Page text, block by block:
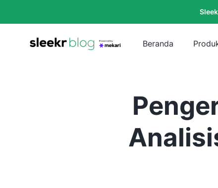
Beranda